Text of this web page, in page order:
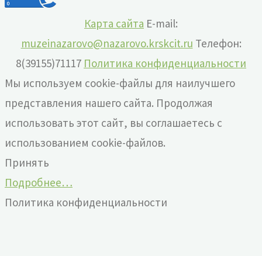
Карта сайта E-mail:
muzeinazarovo@nazarovo.krskcit.ru Телефон:
8(39155)71117 Политика конфиденциальности
Мы используем cookie-файлы для наилучшего
представления нашего сайта. Продолжая
использовать этот сайт, вы соглашаетесь с
использованием cookie-файлов.
Принять
Подробнее…
Политика конфиденциальности